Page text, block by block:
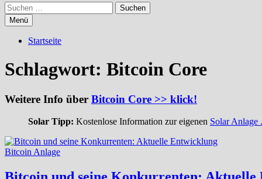
Suchen
nach:
Menü
Startseite
Schlagwort: Bitcoin Core
Weitere Info über Bitcoin Core >> klick!
Solar Tipp: Kostenlose Information zur eigenen Solar Anlage
Bitcoin Anlage